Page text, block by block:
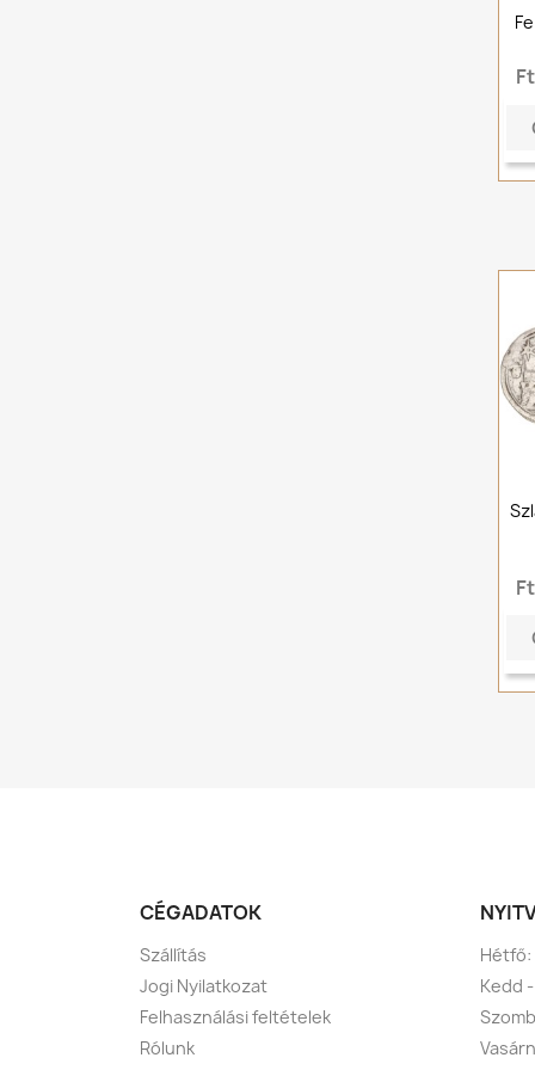
CÉGADATOK
Szállítás
Jogi Nyilatkozat
Felhasználási feltételek
Rólunk
Hétfő:
Kedd